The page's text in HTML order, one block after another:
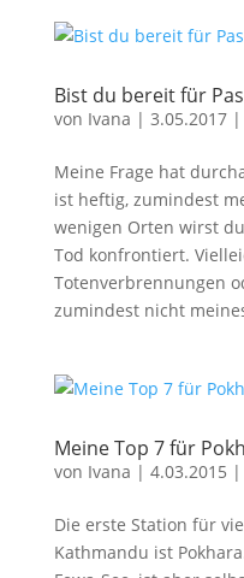
Bist du bereit für
von Ivana | 3.05.2017|
Meine Frage hat
ist heftig, zumindest
wenigen Orten wirst
Tod konfrontiert.
Totenverbrennungen
zumindest nicht
Meine Top 7 für
von Ivana | 4.03.2015 |
Die erste Station für
Kathmandu ist